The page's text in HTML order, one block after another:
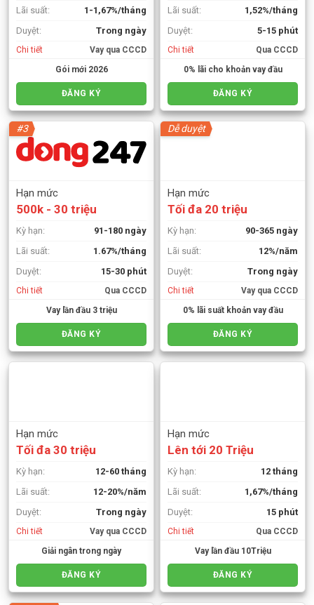
Lãi suất:
1-1,67%/tháng
Duyệt:
Trong ngày
Chi tiết
Vay qua CCCD
Gói mới 2026
ĐĂNG KÝ
Lãi suất:
1,52%/tháng
Duyệt:
5-15 phút
Chi tiết
Qua CCCD
0% lãi cho khoản vay đầu
ĐĂNG KÝ
#3
Hạn mức
500k - 30 triệu
Kỳ hạn:
91-180 ngày
Lãi suất:
1.67%/tháng
Duyệt:
15-30 phút
Chi tiết
Qua CCCD
Vay lần đầu 3 triệu
ĐĂNG KÝ
Dễ duyệt
Hạn mức
Tối đa 20 triệu
Kỳ hạn:
90-365 ngày
Lãi suất:
12%/năm
Duyệt:
Trong ngày
Chi tiết
Vay qua CCCD
0% lãi suất khoản vay đầu
ĐĂNG KÝ
Hạn mức
Tối đa 30 triệu
Kỳ hạn:
12-60 tháng
Lãi suất:
12-20%/năm
Duyệt:
Trong ngày
Chi tiết
Vay qua CCCD
Giải ngân trong ngày
ĐĂNG KÝ
Hạn mức
Lên tới 20 Triệu
Kỳ hạn:
12 tháng
Lãi suất:
1,67%/tháng
Duyệt:
15 phút
Chi tiết
Qua CCCD
Vay lần đầu 10Triệu
ĐĂNG KÝ